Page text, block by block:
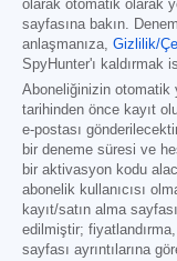
olarak otomatik olarak
sayfasına bakın.
anlaşmanıza, Gizlilik/
SpyHunter'ı kaldırmak
Aboneliğinizin otomatik
tarihinden önce kayıt
e-postası
bir deneme süresi ve
bir aktivasyon kodu
abonelik kullanıcısı
kayıt/satın alma
edilmiştir;
sayfası ayrıntılarına